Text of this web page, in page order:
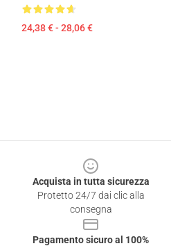
24,38 € - 28,06 €
Acquista in tutta sicurezza
Protetto 24/7 dai clic alla
consegna
Pagamento sicuro al 100%